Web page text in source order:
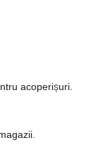
acoperișuri.